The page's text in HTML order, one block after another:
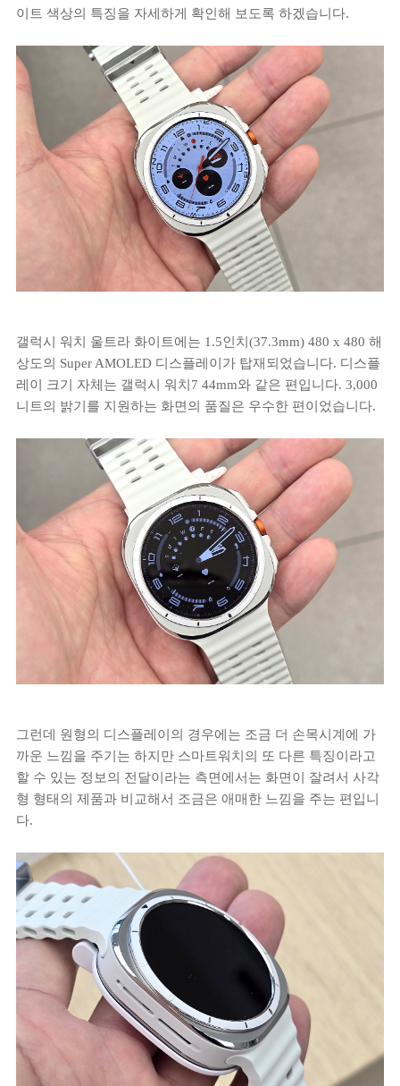
이트 색상의 특징을 자세하게 확인해 보도록 하겠습니다.
갤럭시 워치 울트라 화이트에는 1.5인치(37.3mm) 480 x 480 해
상도의 Super AMOLED 디스플레이가 탑재되었습니다. 디스플
레이 크기 자체는 갤럭시 워치7 44mm와 같은 편입니다. 3,000
니트의 밝기를 지원하는 화면의 품질은 우수한 편이었습니다.
그런데 원형의 디스플레이의 경우에는 조금 더 손목시계에 가
까운 느낌을 주기는 하지만 스마트워치의 또 다른 특징이라고
할 수 있는 정보의 전달이라는 측면에서는 화면이 잘려서 사각
형 형태의 제품과 비교해서 조금은 애매한 느낌을 주는 편입니
다.